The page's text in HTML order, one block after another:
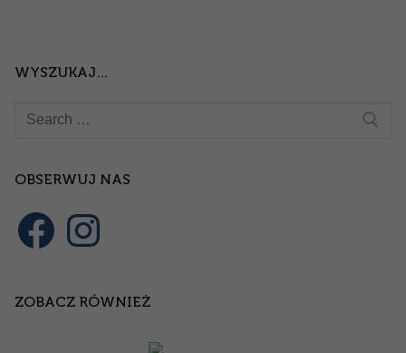
WYSZUKAJ…
Szukaj:
OBSERWUJ NAS
FacebookInstagram
ZOBACZ RÓWNIEŻ